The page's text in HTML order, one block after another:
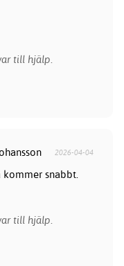
till hjälp.
2026-04-04
snabbt.
till hjälp.